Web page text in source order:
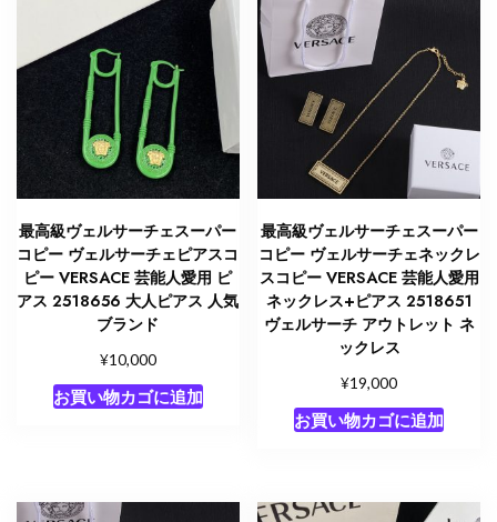
最高級ヴェルサーチェスーパー
コピー ヴェルサーチェピアスコ
ピー VERSACE 芸能人愛用 ピ
アス 2518656 大人ピアス 人気
ブランド
¥10,000
お買い物カゴに追加
最高級ヴェルサーチェスーパー
コピー ヴェルサーチェネックレ
スコピー VERSACE 芸能人愛用
ネックレス+ピアス 2518651
ヴェルサーチ アウトレット ネ
ックレス
¥19,000
お買い物カゴに追加